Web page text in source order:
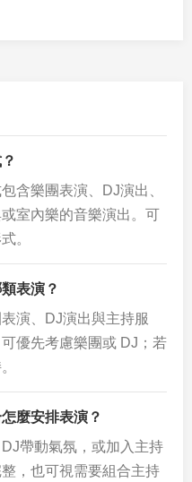
含樂團表演、DJ演出、
室內樂的音樂演出。可
。
表演？
演、DJ演出與主持服
優先考慮樂團或 DJ；若
麼安排表演？
帶動氣氛，或加入主持
，也可視需要組合主持